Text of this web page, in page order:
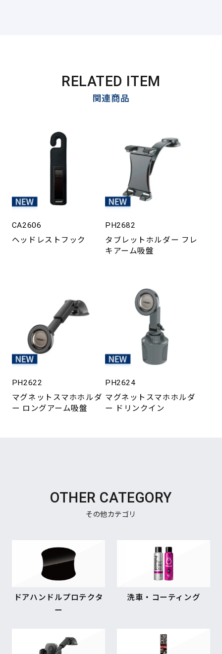
RELATED ITEM
関連商品
CA2606
ヘッドレストフック
PH2682
タブレットホルダー フレ
キアーム吸盤
PH2622
マグネットスマホホルダ
ー ロングアーム吸盤
PH2624
マグネットスマホホルダ
ー ドリンクイン
OTHER CATEGORY
その他カテゴリ
ドアハンドルプロテクタ
ー
洗車・コーティング